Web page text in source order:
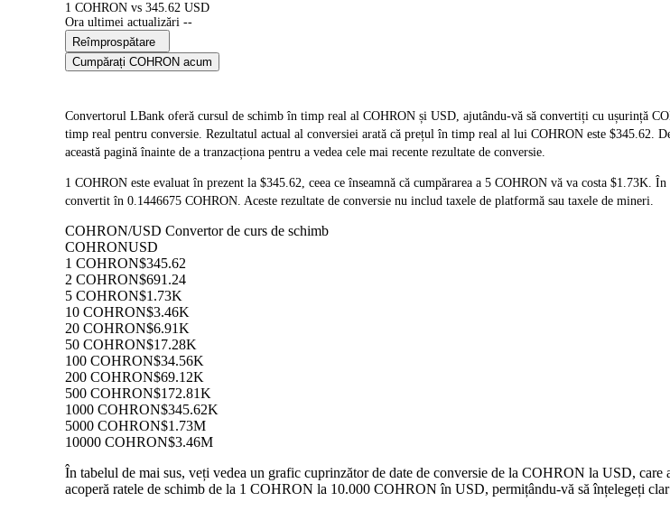
1 COHRON vs 345.62 USD
Ora ultimei actualizări --
Reîmprospătare
Cumpărați COHRON acum
Convertorul LBank oferă cursul de schimb în timp real al COHRON și USD, ajutându-vă să convertiți cu ușurință
timp real pentru conversie. Rezultatul actual al conversiei arată că prețul în timp real al lui COHRON este $345.62.
această pagină înainte de a tranzacționa pentru a vedea cele mai recente rezultate de conversie.
1 COHRON este evaluat în prezent la $345.62, ceea ce înseamnă că cumpărarea a 5 COHRON vă va costa
convertit în 0.1446675 COHRON. Aceste rezultate de conversie nu includ taxele de platformă sau taxele de mineri.
COHRON/USD Convertor de curs de schimb
COHRONUSD
1 COHRON$345.62
2 COHRON$691.24
5 COHRON$1.73K
10 COHRON$3.46K
20 COHRON$6.91K
50 COHRON$17.28K
100 COHRON$34.56K
200 COHRON$69.12K
500 COHRON$172.81K
1000 COHRON$345.62K
5000 COHRON$1.73M
10000 COHRON$3.46M
În tabelul de mai sus, veți vedea un grafic cuprinzător de date de conversie de la COHRON la USD,
acoperă ratele de schimb de la 1 COHRON la 10.000 COHRON în USD, permițându-vă să înțelegeți